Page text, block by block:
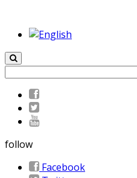
follow
Facebook